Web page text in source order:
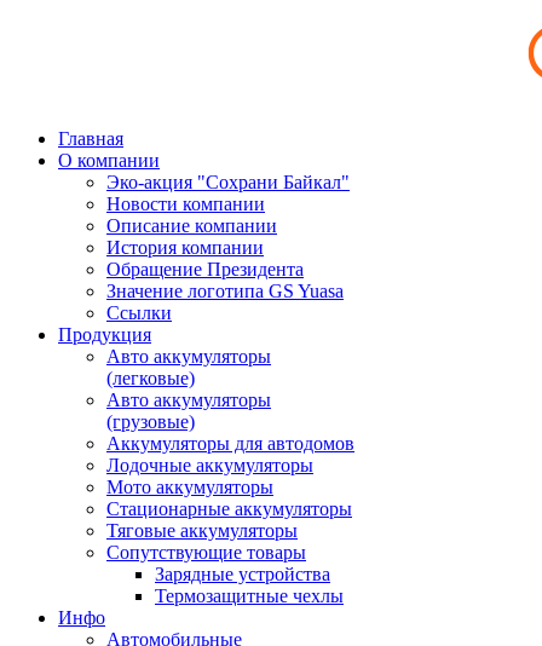
Главная
О компании
Эко-акция "Сохрани Байкал"
Новости компании
Описание компании
История компании
Обращение Президента
Значение логотипа GS Yuasa
Ссылки
Продукция
Авто аккумуляторы
(легковые)
Авто аккумуляторы
(грузовые)
Аккумуляторы для автодомов
Лодочные аккумуляторы
Мото аккумуляторы
Стационарные аккумуляторы
Тяговые аккумуляторы
Сопутствующие товары
Зарядные устройства
Термозащитные чехлы
Инфо
Автомобильные